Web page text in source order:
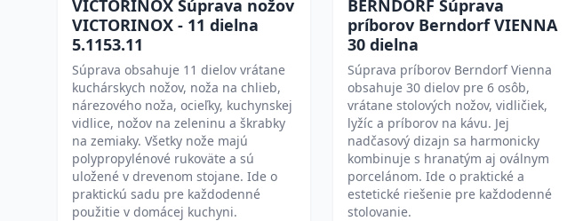
VICTORINOX Súprava nožov
VICTORINOX - 11 dielna
5.1153.11
Súprava obsahuje 11 dielov vrátane
kuchárskych nožov, noža na chlieb,
nárezového noža, ocieľky, kuchynskej
vidlice, nožov na zeleninu a škrabky
na zemiaky. Všetky nože majú
polypropylénové rukoväte a sú
uložené v drevenom stojane. Ide o
praktickú sadu pre každodenné
použitie v domácej kuchyni.
BERNDORF Súprava
príborov Berndorf VIENNA
30 dielna
Súprava príborov Berndorf Vienna
obsahuje 30 dielov pre 6 osôb,
vrátane stolových nožov, vidličiek,
lyžíc a príborov na kávu. Jej
nadčasový dizajn sa harmonicky
kombinuje s hranatým aj oválnym
porcelánom. Ide o praktické a
estetické riešenie pre každodenné
stolovanie.